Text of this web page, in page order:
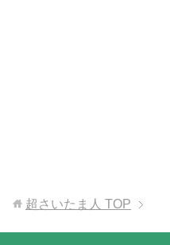
超さいたま人 TOP